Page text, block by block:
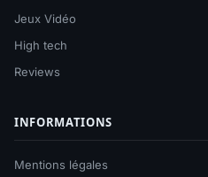
Jeux Vidéo
High tech
Reviews
INFORMATIONS
Mentions légales